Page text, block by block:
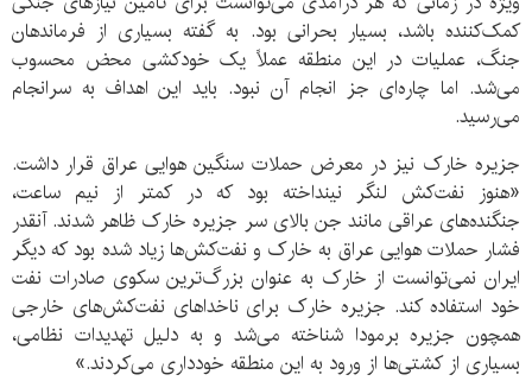
کمک‌کننده باشد، بسیار بحرانی بود. به گفته بسیاری از فرماندهان
جنگ، عملیات در این منطقه عملاً یک خودکشی محض محسوب
می‌شد. اما چاره‌ای جز انجام آن نبود. باید این اهداف به سرانجام
می‌رسید.
جزیره خارک نیز در معرض حملات سنگین هوایی عراق قرار داشت.
«هنوز نفت‌کش لنگر نینداخته بود که در کمتر از نیم ساعت،
جنگنده‌های عراقی مانند جن بالای سر جزیره خارک ظاهر شدند. آنقدر
فشار حملات هوایی عراق به خارک و نفت‌کش‌ها زیاد شده بود که دیگر
ایران نمی‌توانست از خارک به عنوان بزرگ‌ترین سکوی صادرات نفت
خود استفاده کند. جزیره خارک برای ناخداهای نفت‌کش‌های خارجی
همچون جزیره برمودا شناخته می‌شد و به دلیل تهدیدات نظامی،
بسیاری از کشتی‌ها از ورود به این منطقه خودداری می‌کردند.»